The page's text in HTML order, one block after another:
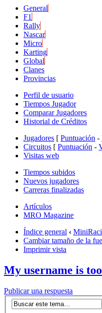
General
F1
Rally
Nascar
Micro
Karting
Global
Clanes
Provincias
Perfil de usuario
Tiempos Jugador
Comparar Jugadores
Historial de Créditos
Jugadores [ Puntuación -
Circuitos [ Puntuación -
Visitas web
Tiempos subidos
Nuevos jugadores
Carreras finalizadas
Artículos
MRO Magazine
Índice general ‹
Cambiar tamaño de la
Imprimir vista
My username is
Publicar una respuesta